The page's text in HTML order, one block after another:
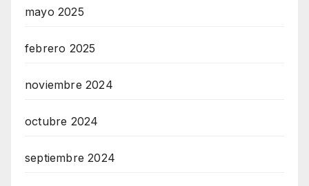
mayo 2025
febrero 2025
noviembre 2024
octubre 2024
septiembre 2024